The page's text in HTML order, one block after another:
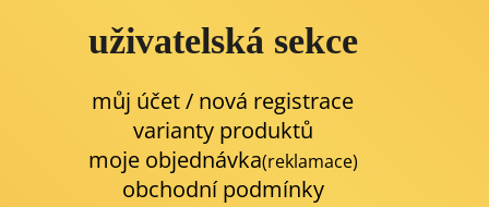
uživatelská sekce
můj účet / nová registrace
varianty produktů
moje objednávka(reklamace)
obchodní podmínky